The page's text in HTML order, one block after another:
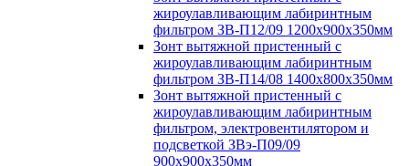
жироулавливающим лабиринтным
фильтром ЗВ-П12/09 1200х900х350мм
Зонт вытяжной пристенный с
жироулавливающим лабиринтным
фильтром ЗВ-П14/08 1400х800х350мм
Зонт вытяжной пристенный с
жироулавливающим лабиринтным
фильтром, электровентилятором и
подсветкой ЗВэ-П09/09
900х900х350мм